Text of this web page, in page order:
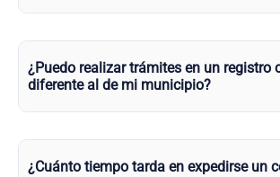
¿Puedo realizar trámites en un registro
diferente al de mi municipio?
¿Cuánto tiempo tarda en expedirse un